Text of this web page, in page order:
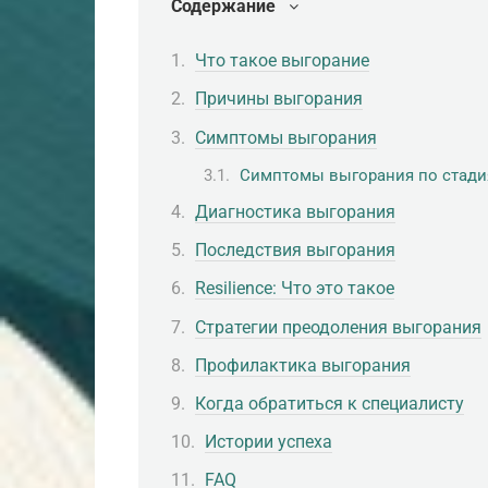
Содержание
Что такое выгорание
Причины выгорания
Симптомы выгорания
Симптомы выгорания по
Диагностика выгорания
Последствия выгорания
Resilience: Что это такое
Стратегии преодоления выгорания
Профилактика выгорания
Когда обратиться к специалисту
Истории успеха
FAQ